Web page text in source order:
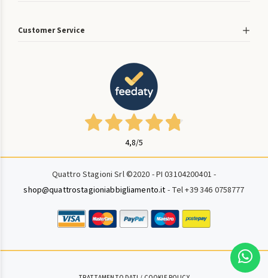
Customer Service
4,8/5
Quattro Stagioni Srl ©2020 - PI 03104200401 -
shop@quattrostagioniabbigliamento.it - Tel +39 346 0758777